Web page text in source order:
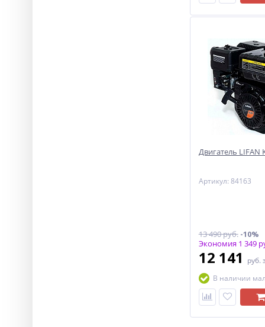
Двигатель LIFAN
Артикул: 84163
13 490 руб.-10%
Экономия 1 349
12 141 руб.
В наличии